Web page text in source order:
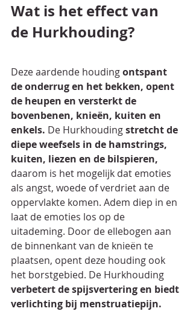
Wat is het effect van
de Hurkhouding?
Deze aardende houding ontspant
de onderrug en het bekken, opent
de heupen en versterkt de
bovenbenen, knieën, kuiten en
enkels. De Hurkhouding stretcht de
diepe weefsels in de hamstrings,
kuiten, liezen en de bilspieren,
daarom is het mogelijk dat emoties
als angst, woede of verdriet aan de
oppervlakte komen. Adem diep in en
laat de emoties los op de
uitademing. Door de ellebogen aan
de binnenkant van de knieën te
plaatsen, opent deze houding ook
het borstgebied. De Hurkhouding
verbetert de spijsvertering en biedt
verlichting bij menstruatiepijn.